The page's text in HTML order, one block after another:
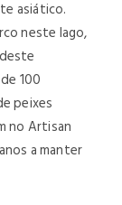
asiático.
neste lago,
100
peixes
no Artisan
a manter